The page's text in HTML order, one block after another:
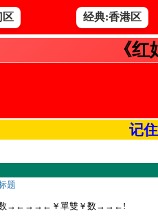
区 经典:香港区
《
记
题
数→←→→←￥單雙￥数→→←!